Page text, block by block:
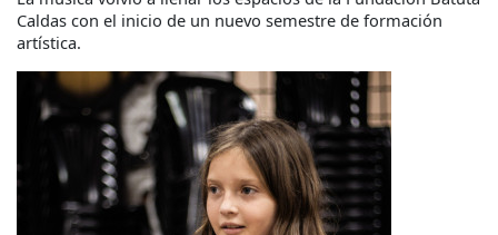
Caldas con el inicio de un nuevo semestre de formación
artística.